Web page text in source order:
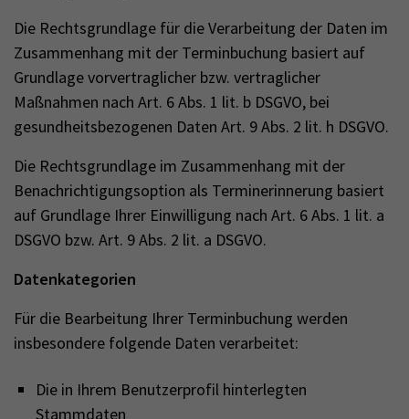
Die Rechtsgrundlage für die Verarbeitung der Daten im
Zusammenhang mit der Terminbuchung basiert auf
Grundlage vorvertraglicher bzw. vertraglicher
Maßnahmen nach Art. 6 Abs. 1 lit. b DSGVO, bei
gesundheitsbezogenen Daten Art. 9 Abs. 2 lit. h DSGVO.
Die Rechtsgrundlage im Zusammenhang mit der
Benachrichtigungsoption als Terminerinnerung basiert
auf Grundlage Ihrer Einwilligung nach Art. 6 Abs. 1 lit. a
DSGVO bzw. Art. 9 Abs. 2 lit. a DSGVO.
Datenkategorien
Für die Bearbeitung Ihrer Terminbuchung werden
insbesondere folgende Daten verarbeitet:
Die in Ihrem Benutzerprofil hinterlegten
Stammdaten